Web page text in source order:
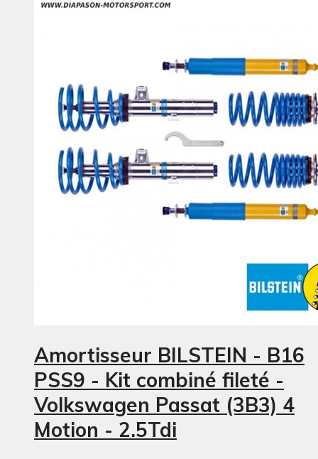
Amortisseur BILSTEIN - B16
PSS9 - Kit combiné fileté -
Volkswagen Passat (3B3) 4
Motion - 2.5Tdi